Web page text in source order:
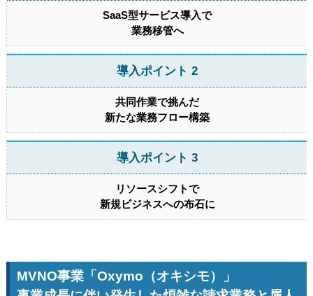
SaaS型サービス導入で
業務移管へ
導入ポイント 2
共同作業で挑んだ
新たな業務フロー構築
導入ポイント 3
リソースシフトで
新規ビジネスへの布石に
MVNO事業「Oxymo（オキシモ）」